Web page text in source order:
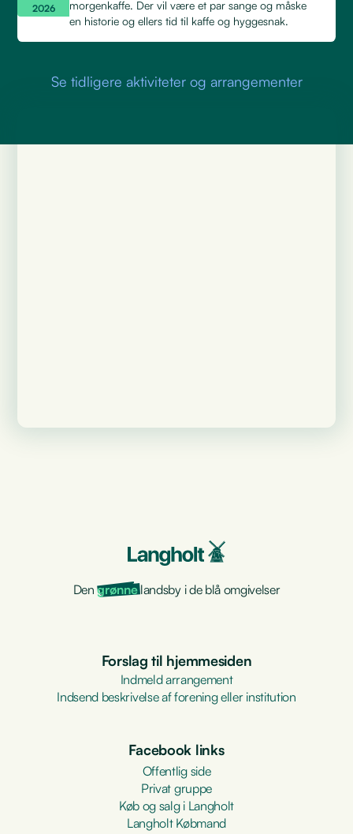
2026
morgenkaffe. Der vil være et par sange og måske
en historie og ellers tid til kaffe og hyggesnak.
Se tidligere aktiviteter og arrangementer
Dengrønnelandsby i de blå omgivelser
Forslag til hjemmesiden
Indmeld arrangement
Indsend beskrivelse af forening eller institution
Facebook links
Offentlig side
Privat gruppe
Køb og salg i Langholt
Langholt Købmand